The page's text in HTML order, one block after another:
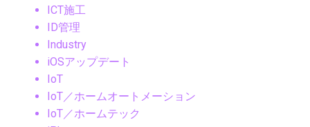
ICT施工
ID管理
Industry
iOSアップデート
IoT
IoT／ホームオートメーション
IoT／ホームテック